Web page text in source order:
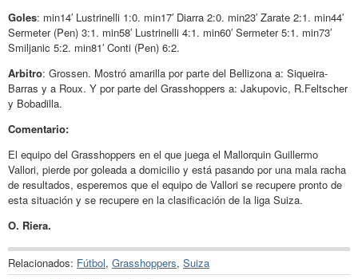
Goles: min14′ Lustrinelli 1:0. min17′ Diarra 2:0. min23′ Zarate 2:1. min44′
Sermeter (Pen) 3:1. min58′ Lustrinelli 4:1. min60′ Sermeter 5:1. min73′
Smiljanic 5:2. min81′ Conti (Pen) 6:2.
Arbitro: Grossen. Mostró amarilla por parte del Bellizona a: Siqueira-
Barras y a Roux. Y por parte del Grasshoppers a: Jakupovic, R.Feltscher
y Bobadilla.
Comentario:
El equipo del Grasshoppers en el que juega el Mallorquin Guillermo
Vallori, pierde por goleada a domicilio y está pasando por una mala racha
de resultados, esperemos que el equipo de Vallori se recupere pronto de
esta situación y se recupere en la clasificación de la liga Suiza.
O. Riera.
Relacionados: Fútbol, Grasshoppers, Suiza